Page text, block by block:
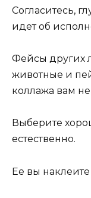
Согласитесь,
идет об
Фейсы других
животные и
коллажа вам
Выберите
естественно.
Ее вы